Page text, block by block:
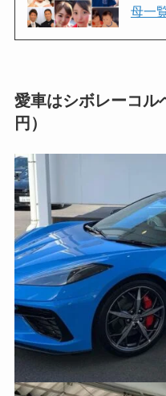
母一
愛車はシボレーコル
円）